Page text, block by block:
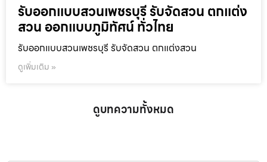
รับออกแบบสวนเพชรบุรี รับจัดสวน ตกแต่ง
สวน ออกแบบภูมิทัศน์ ทั่วไทย
รับออกแบบสวนเพชรบุรี รับจัดสวน ตกแต่งสวน
ดูเพิ่มเติม »
ดูบทความทั้งหมด